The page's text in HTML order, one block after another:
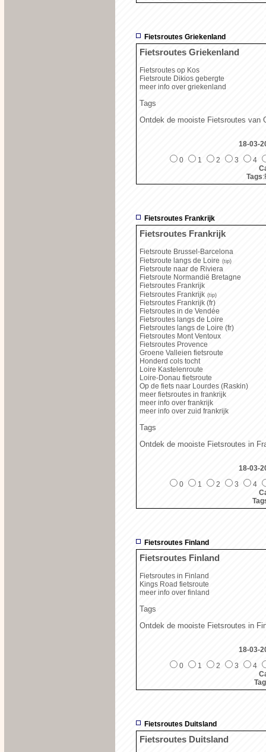
Fietsroutes Griekenland
Fietsroutes Griekenland
Fietsroutes op Kos
Fietsroute Dikios gebergte
meer info over griekenland
Tags
Ontdek de mooiste Fietsroutes van
18-03-
0
1 2 3
4
Tags
Fietsroutes Frankrijk
Fietsroutes Frankrijk
Fietsroute Brussel-Barcelona
Fietsroute langs de Loire (tip)
Fietsroute naar de Riviera
Fietsroute Normandië Bretagne
Fietsroutes Frankrijk
Fietsroutes Frankrijk (tip)
Fietsroutes Frankrijk (fr)
Fietsroutes in de Vendée
Fietsroutes langs de Loire
Fietsroutes langs de Loire (fr)
Fietsroutes Mont Ventoux
Fietsroutes Provence
Groene Valleien fietsroute
Honderd cols tocht
Loire Kastelenroute
Loire-Donau fietsroute
Op de fiets naar Lourdes (Raskin)
meer fietsroutes in frankrijk
meer info over frankrijk
meer info over zuid frankrijk
Tags
Ontdek de mooiste Fietsroutes in
18-03-
0
1 2 3
4
Fietsroutes Finland
Fietsroutes Finland
Fietsroutes in Finland
Kings Road fietsroute
meer info over finland
Tags
Ontdek de mooiste Fietsroutes in
18-03-
0
1 2 3
4
Fietsroutes Duitsland
Fietsroutes Duitsland